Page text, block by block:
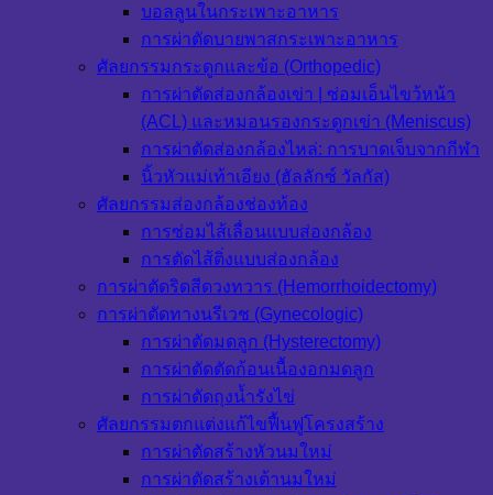
บอลลูนในกระเพาะอาหาร
การผ่าตัดบายพาสกระเพาะอาหาร
ศัลยกรรมกระดูกและข้อ (Orthopedic)
การผ่าตัดส่องกล้องเข่า | ซ่อมเอ็นไขว้หน้า
(ACL) และหมอนรองกระดูกเข่า (Meniscus)
การผ่าตัดส่องกล้องไหล่: การบาดเจ็บจากกีฬา
นิ้วหัวแม่เท้าเอียง (ฮัลลักซ์ วัลกัส)
ศัลยกรรมส่องกล้องช่องท้อง
การซ่อมไส้เลื่อนแบบส่องกล้อง
การตัดไส้ติ่งแบบส่องกล้อง
การผ่าตัดริดสีดวงทวาร (Hemorrhoidectomy)
การผ่าตัดทางนรีเวช (Gynecologic)
การผ่าตัดมดลูก (Hysterectomy)
การผ่าตัดตัดก้อนเนื้องอกมดลูก
การผ่าตัดถุงน้ำรังไข่
ศัลยกรรมตกแต่งแก้ไขฟื้นฟูโครงสร้าง
การผ่าตัดสร้างหัวนมใหม่
การผ่าตัดสร้างเต้านมใหม่